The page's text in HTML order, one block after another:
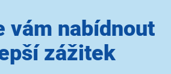
vám nabídnout
zážitek